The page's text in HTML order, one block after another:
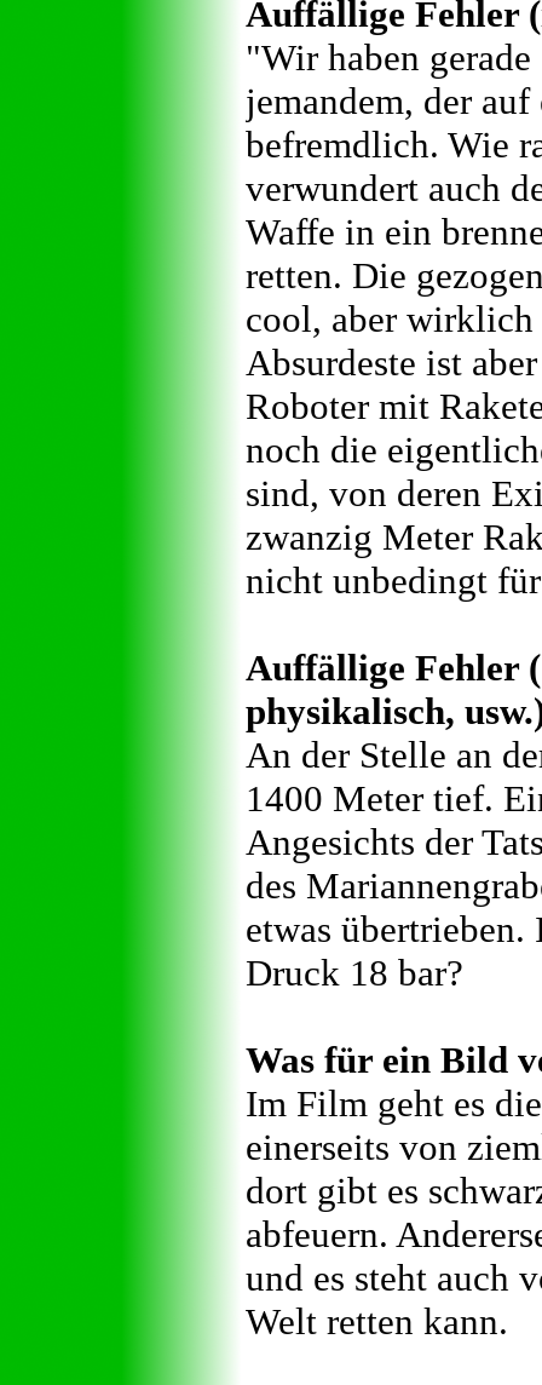
Auffällige Fehler
"Wir haben
jemandem, der
befremdlich. Wie
verwundert auch
Waffe in ein
retten. Die
cool, aber wirklich
Absurdeste ist
Roboter mit
noch die
sind, von deren
zwanzig Meter
nicht unbedingt
Auffällige Fehler
physikalisch,
An der Stelle an
1400 Meter tief.
Angesichts der
des
etwas
Druck 18 bar?
Was für ein Bild
Im Film geht es
einerseits von
dort gibt es
abfeuern.
und es steht auch
Welt retten kann.